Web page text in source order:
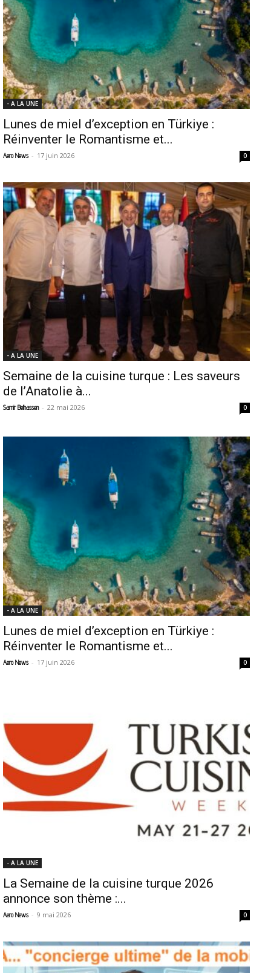
- A LA UNE
Lunes de miel d’exception en Türkiye :
Réinventer le Romantisme et...
Aero News - 17 juin 2026 0
- A LA UNE
Semaine de la cuisine turque : Les saveurs
de l’Anatolie à...
Samir Belhassen - 22 mai 2026 0
- A LA UNE
Lunes de miel d’exception en Türkiye :
Réinventer le Romantisme et...
Aero News - 17 juin 2026 0
- A LA UNE
La Semaine de la cuisine turque 2026
annonce son thème :...
Aero News - 9 mai 2026 0